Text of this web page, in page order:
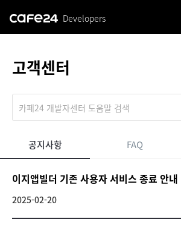
Developers
고객센터
공지사항 FAQ
이지앱빌더 기존 사용자 서비스 종료 안내
2025-02-20